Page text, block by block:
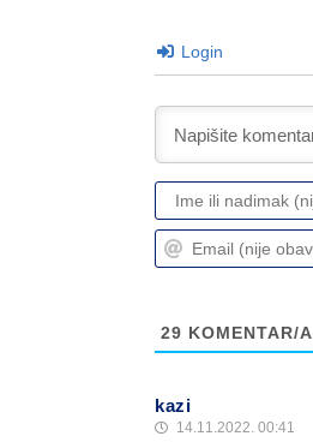
Login
29 KOMENTAR/A
kazi
14.11.2022. 00:41